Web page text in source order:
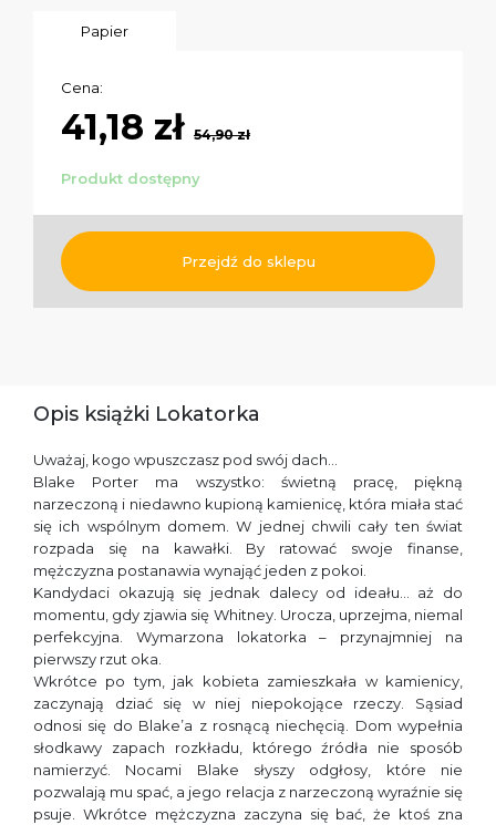
Papier
Cena:
41,18 zł 54,90 zł
Produkt dostępny
Przejdź do sklepu
Opis książki Lokatorka
Uważaj, kogo wpuszczasz pod swój dach…
Blake Porter ma wszystko: świetną pracę, piękną
narzeczoną i niedawno kupioną kamienicę, która miała stać
się ich wspólnym domem. W jednej chwili cały ten świat
rozpada się na kawałki. By ratować swoje finanse,
mężczyzna postanawia wynająć jeden z pokoi.
Kandydaci okazują się jednak dalecy od ideału… aż do
momentu, gdy zjawia się Whitney. Urocza, uprzejma, niemal
perfekcyjna. Wymarzona lokatorka – przynajmniej na
pierwszy rzut oka.
Wkrótce po tym, jak kobieta zamieszkała w kamienicy,
zaczynają dziać się w niej niepokojące rzeczy. Sąsiad
odnosi się do Blake’a z rosnącą niechęcią. Dom wypełnia
słodkawy zapach rozkładu, którego źródła nie sposób
namierzyć. Nocami Blake słyszy odgłosy, które nie
pozwalają mu spać, a jego relacja z narzeczoną wyraźnie się
psuje. Wkrótce mężczyzna zaczyna się bać, że ktoś zna